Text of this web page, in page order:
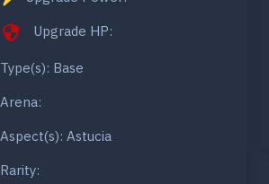
Upgrade HP:
Type(s): Base
Arena:
Aspect(s): Astucia
Rarity: